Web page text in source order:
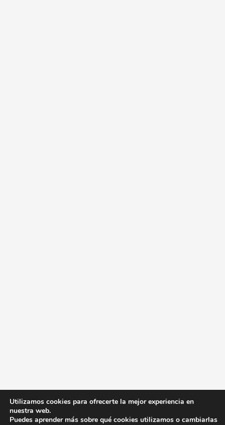
Utilizamos cookies para ofrecerte la mejor experiencia en
nuestra web.
Puedes aprender más sobre qué cookies utilizamos o cambiarlas